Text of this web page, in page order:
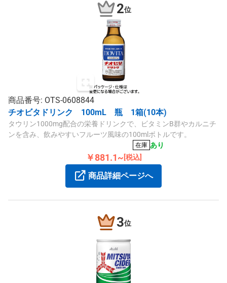
2位
商品番号: OTS-0608844
チオビタドリンク 100mL 瓶 1箱(10本)
タウリン1000mg配合の栄養ドリンクで、ビタミンB群やカルニチ
ンを含み、飲みやすいフルーツ風味の100mlボトルです。
在庫 あり
￥881.1~ [税込]
商品詳細ページへ
3位